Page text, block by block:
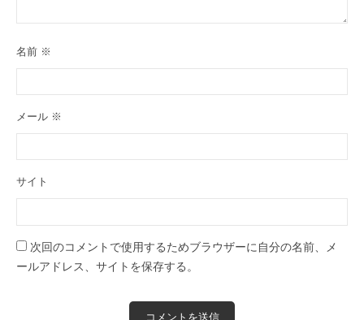
名前 ※
メール ※
サイト
次回のコメントで使用するためブラウザーに自分の名前、メ
ールアドレス、サイトを保存する。